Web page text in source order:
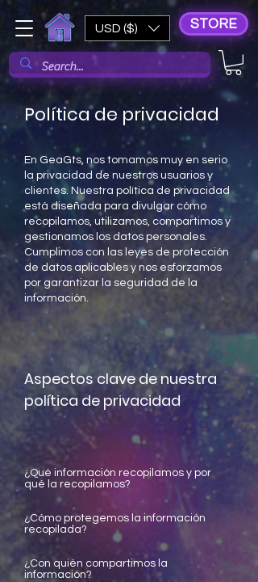
USD ($) STORE
Política de privacidad
En GeaGts, nos tomamos muy en serio
la privacidad de nuestros usuarios y
clientes. Nuestra política de privacidad
está diseñada para divulgar cómo
recopilamos, utilizamos, compartimos y
gestionamos los datos personales.
Cumplimos con las leyes de protección
de datos aplicables y nos esforzamos
por garantizar la seguridad de la
información.
Aspectos clave de nuestra
política de privacidad
¿Qué información recopilamos y por
qué la recopilamos?
¿Cómo protegemos la información
recopilada?
¿Con quién compartimos la
información?